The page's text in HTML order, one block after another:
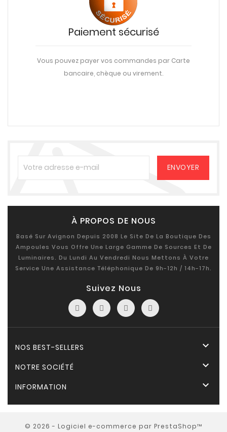
Paiement sécurisé
Vous pouvez payer vos commandes par Carte
bancaire, chèque ou virement.
À PROPOS DE NOUS
Basé Sur Avignon Depuis 2008 Le Site De La Boutique Des
Ampoules Vous Offre Une Large Gamme De Sources Et De
Luminaires. Du Lundi Au Vendredi Nous Mettons À Votre
Service Une Assistance Téléphonique De 9h-12h / 14h-17h.
Suivez Nous
NOS BEST-SELLERS 
NOTRE SOCIÉTÉ 
INFORMATION 
© 2026 - Logiciel e-commerce par PrestaShop™